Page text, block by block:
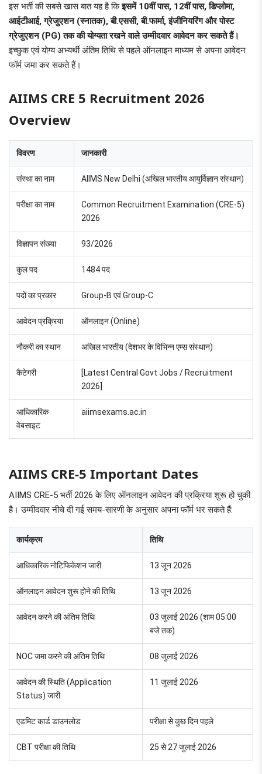
इस भर्ती की सबसे खास बात यह है किइसमें 10वीं पास, 12वीं पास, डिप्लोमा,
आईटीआई, ग्रेजुएशन (स्नातक), बी.एससी, बी.फार्मा, इंजीनियरिंग और पोस्ट
ग्रेजुएशन (PG) तक की योग्यता रखने वाले उम्मीदवार आवेदन कर सकते हैं।
इच्छुक एवं योग्य अभ्यर्थी अंतिम तिथि से पहले ऑनलाइन माध्यम से अपना आवेदन
फॉर्म जमा कर सकते हैं।
AIIMS CRE 5 Recruitment 2026
Overview
विवरण जानकारी
संस्था का नाम AIIMS New Delhi (अखिल भारतीय आयुर्विज्ञान संस्थान)
परीक्षा का नाम
Common Recruitment Examination (CRE-5)
2026
विज्ञापन संख्या 93/2026
कुल पद 1484 पद
पदों का प्रकार Group-B एवं Group-C
आवेदन प्रक्रिया ऑनलाइन (Online)
नौकरी का स्थान अखिल भारतीय (देशभर के विभिन्न एम्स संस्थान)
कैटेगरी
[Latest Central Govt Jobs / Recruitment
2026]
आधिकारिक
वेबसाइट
aiimsexams.ac.in
AIIMS CRE-5 Important Dates
AIIMS CRE-5 भर्ती 2026 के लिए ऑनलाइन आवेदन की प्रक्रिया शुरू हो चुकी
है। उम्मीदवार नीचे दी गई समय-सारणी के अनुसार अपना फॉर्म भर सकते हैं:
कार्यक्रम तिथि
आधिकारिक नोटिफिकेशन जारी 13 जून 2026
ऑनलाइन आवेदन शुरू होने की तिथि 13 जून 2026
आवेदन करने की अंतिम तिथि
03 जुलाई 2026 (शाम 05:00
बजे तक)
NOC जमा करने की अंतिम तिथि 08 जुलाई 2026
आवेदन की स्थिति (Application
Status) जारी
11 जुलाई 2026
एडमिट कार्ड डाउनलोड परीक्षा से कुछ दिन पहले
CBT परीक्षा की तिथि 25 से 27 जुलाई 2026